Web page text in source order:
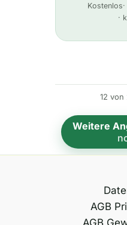
Kostenlos
·
12 von
Weitere
AGB
AGB